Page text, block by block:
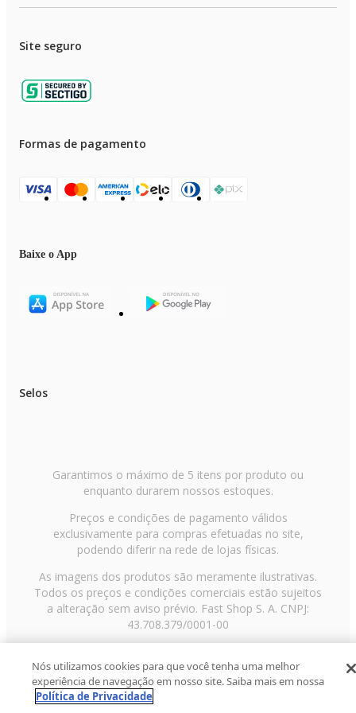
Site seguro
Formas de pagamento
Baixe o App
Selos
Garantimos o máximo de 5 itens por produto ou
enquanto durarem nossos estoques.
Preços e condições de pagamento válidos
exclusivamente para compras efetuadas no site,
podendo diferir na rede de lojas físicas.
As imagens dos produtos são meramente ilustrativas.
Todos os preços e condições comerciais estão sujeitos
a alteração sem aviso prévio. Fast Shop S. A. CNPJ:
43.708.379/0001-00
Paulo/SP, CEP 02029-001, Telefone: 11 3003-3728 ©
2013 Fast Shop - Todos os direitos reservadosRF
Nós utilizamos cookies para que você tenha uma melhor
experiência de navegação em nosso site. Saiba mais em nossa
Política de Privacidade